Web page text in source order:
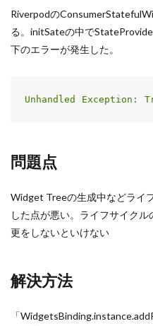
Riverpodの
る。initSateの中で
下のエラーが発生した。
Unhandled Exception :
問題点
Widget Treeの生成中などライ
した点が悪い。ライフサイク
更をしないといけない
解決方法
「